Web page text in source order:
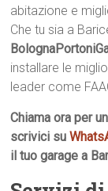
abitazione e
Che tu sia a
installare le
leader come
Chiama ora per
scrivici su
il tuo garage a